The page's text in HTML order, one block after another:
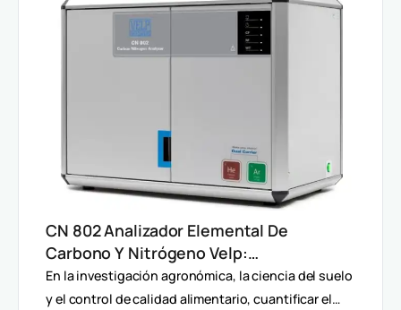
CN 802 Analizador Elemental De
Carbono Y Nitrógeno Velp:
Determinación Rápida Por Método
Dumas (TC, TOC, TIC Y TN)
En la investigación agronómica, la ciencia del suelo
y el control de calidad alimentario, cuantificar el…